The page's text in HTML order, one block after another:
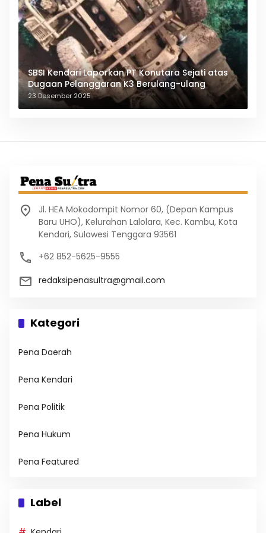
SBSI Kendari Laporkan PT Konutara Sejati atas
Dugaan Pelanggaran K3 Berulang-ulang
23 Desember 2025
Jl. HEA Mokodompit Nomor 60, (Depan Kampus
Baru UHO), Kelurahan Lalolara, Kec. Kambu, Kota
Kendari, Sulawesi Tenggara 93561
+62 852-5625-9555
redaksipenasultra@gmail.com
Kategori
Pena Daerah
Pena Kendari
Pena Politik
Pena Hukum
Pena Featured
Label